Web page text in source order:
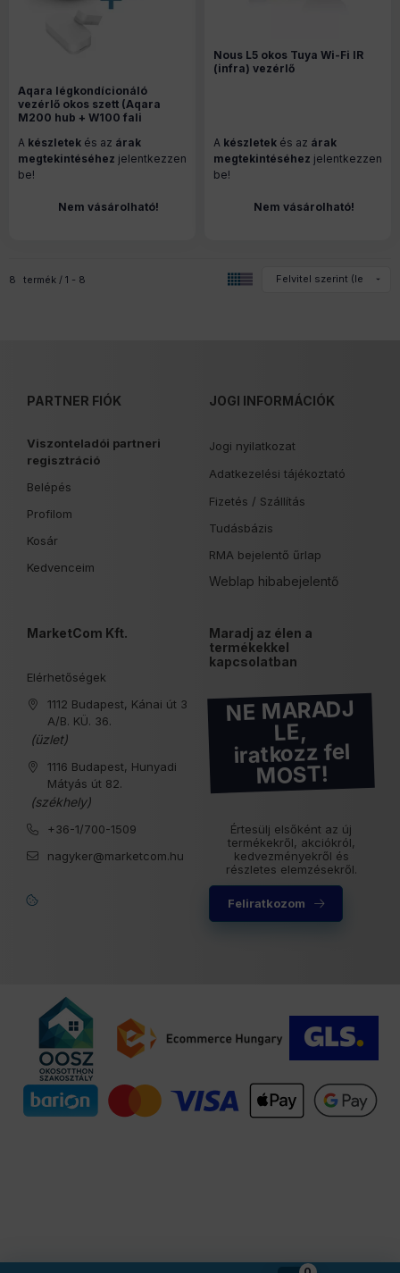
Aqara légkondícionáló
vezérlő okos szett (Aqara
M200 hub + W100 fali
nyitásszenzor)
A készletek és az árak
megtekintéséhez jelentkezzen
be!
Nem vásárolható!
Nous L5 okos Tuya Wi-Fi IR
(infra) vezérlő
A készletek és az árak
megtekintéséhez jelentkezzen
be!
Nem vásárolható!
8 termék 1 8
PARTNER FIÓK
Viszonteladói partneri
regisztráció
Belépés
Profilom
Kosár
Kedvenceim
JOGI INFORMÁCIÓK
Jogi nyilatkozat
Adatkezelési tájékoztató
Fizetés / Szállítás
Tudásbázis
RMA bejelentő űrlap
Weblap hibabejelentő
MarketCom Kft.
Elérhetőségek
1112 Budapest, Kánai út 3
A/B. KÜ. 36.
(üzlet)
1116 Budapest, Hunyadi
Mátyás út 82.
(székhely)
+36-1/700-1509
nagyker@marketcom.hu
Maradj az élen a
termékekkel
kapcsolatban
NE MARADJ
LE,
iratkozz fel
MOST!
Értesülj elsőként az új
termékekről, akciókról,
kedvezményekről és
részletes elemzésekről.
Feliratkozom